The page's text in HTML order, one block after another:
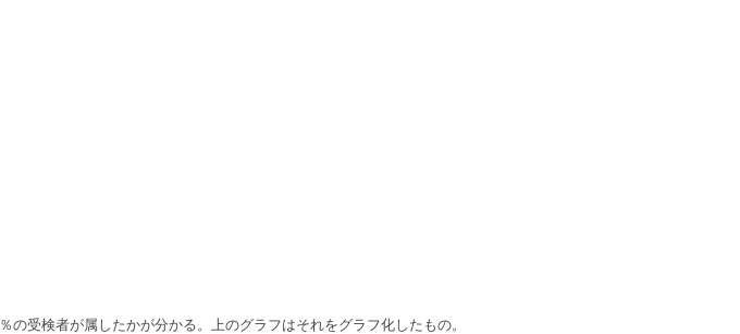
％の受検者が属したかが分かる。上のグラフはそれをグラフ化したもの。